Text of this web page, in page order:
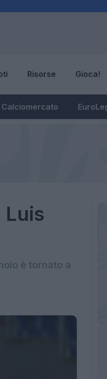
Risorse Gioca!
Calciomercato
Luis
è tornato a